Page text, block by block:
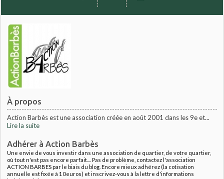
À propos
Action Barbès est une association créée en août 2001 dans les 9e et...
Lire la suite
Adhérer à Action Barbès
Une envie de vous investir dans une association de quartier, de votre quartier,
où tout n'est pas encore parfait.... Pas de problème, contactez l'association
ACTION BARBES par le biais du blog. Encore mieux adhérez (la cotisation
annuelle est fixée à 10euros) et inscrivez-vous à la lettre d'informations